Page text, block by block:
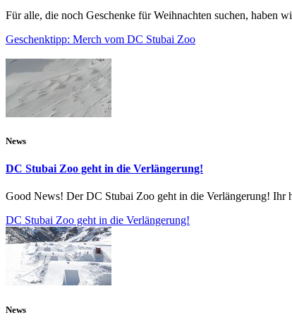
Für alle, die noch Geschenke für Weihnachten suchen, haben
Geschenktipp: Merch vom DC Stubai Zoo
News
DC Stubai Zoo geht in die Verlängerung!
Good News! Der DC Stubai Zoo geht in die Verlängerung! Ihr
DC Stubai Zoo geht in die Verlängerung!
News